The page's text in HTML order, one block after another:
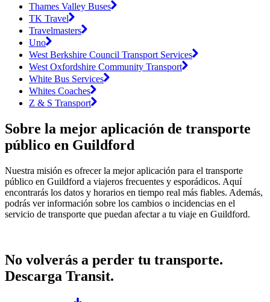
Thames Valley Buses
TK Travel
Travelmasters
Uno
West Berkshire Council Transport Services
West Oxfordshire Community Transport
White Bus Services
Whites Coaches
Z & S Transport
Sobre la mejor aplicación de transporte
público en Guildford
Nuestra misión es ofrecer la mejor aplicación para el transporte
público en Guildford a viajeros frecuentes y esporádicos. Aquí
encontrarás los datos y horarios en tiempo real más fiables. Además,
podrás ver información sobre los cambios o incidencias en el
servicio de transporte que puedan afectar a tu viaje en Guildford.
No volverás a perder tu transporte.
Descarga Transit.